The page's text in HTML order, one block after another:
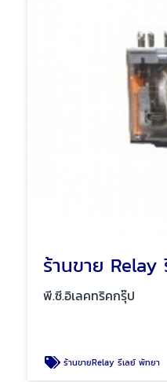
ร้านขาย
พี.ซี.อิเลคทริคกรุ๊ป
ร้านขายRelay รีเลย์ พัทยา